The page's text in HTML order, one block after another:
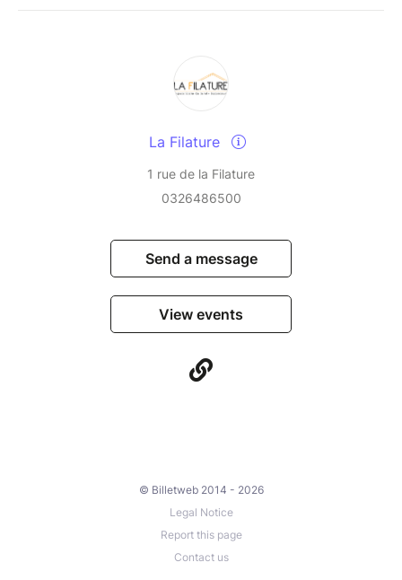
La Filature
1 rue de la Filature
0326486500
Send a message
View events
© Billetweb 2014 - 2026
Legal Notice
Report this page
Contact us